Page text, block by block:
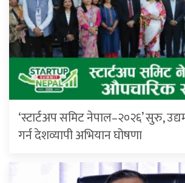
‘स्टार्टअप समिट नेपाल–२०२६’ सुरु,
गर्न देशव्यापी अभियान घोषणा